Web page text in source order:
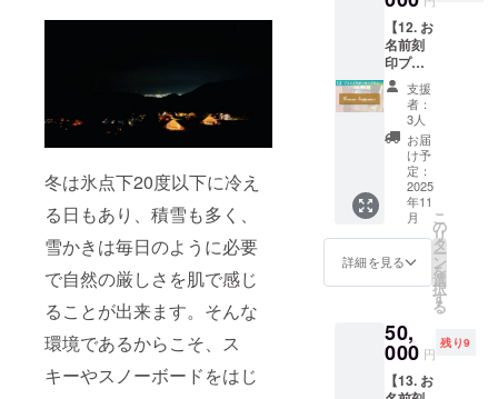
冬は氷点下20度以下に冷え
る日もあり、積雪も多く、
雪かきは毎日のように必要
で自然の厳しさを肌で感じ
ることが出来ます。そんな
環境であるからこそ、ス
キーやスノーボードをはじ
免許を
有する
楠わい
なりー
より
2025年
10月中
に発送
予定で
す。日
時指定
は承れ
ません
ので予
めご了
承くだ
＜特定
商取引
法に関
する記
てご案
内いた
しま
す。 ・
有効期
限：
2025年
9月〜
2026年
8月末
＜観光
ガイド
（予
定）＞
13:00集
始 ①サ
ンセッ
トテラ
ス
生ハム
工房見
学（約
30分）
ー
「As
Neco
Ham 」
生ハム
(ジャン
ボン) ス
ライス
（約
20g）
ー
ワイン
１本 ・
方法：
複数名
での宿
泊・ガ
イドを
ご希望
の場
合、人
数分の
口数を
ご支援
くださ
い。 ・
ご宿泊
日とあ
わせ
登った
オー
ナー・
野澤と
【12. お
名前刻
印プ
レート
掲示(ブ
ロン
ズ)】 ・
ご支援
者様の
お名前
または
ご所属
の企
業・団
体名を
刻印し
ンサー
プレー
ト（銅
色）
支援
者：
3人
お届
け予
定：
2025
年11
月
詳細を見る
こ
の
リ
タ
ー
ン
を
選
択
す
る
50,
000 円
残り9
【13. お